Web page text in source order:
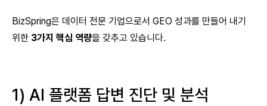
BizSpring은 데이터 전문 기업으로서 GEO 성과를 만들어 내기
위한 3가지 핵심 역량을 갖추고 있습니다.
1) AI 플랫폼 답변 진단 및 분석